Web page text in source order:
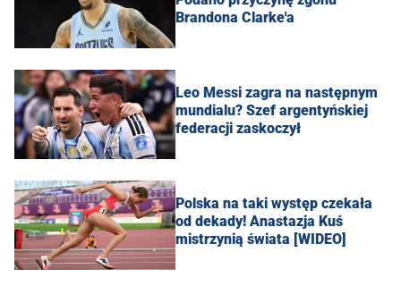
Brandona Clarke'a
Leo Messi zagra na następnym
mundialu? Szef argentyńskiej
federacji zaskoczył
Polska na taki występ czekała
od dekady! Anastazja Kuś
mistrzynią świata [WIDEO]